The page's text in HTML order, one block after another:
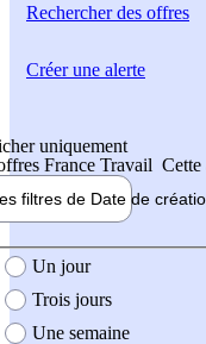
Rechercherdes offres
uniquement
France Travail Cette
filtres de Date de
création de l'offre
Un jour
Trois jours
Une semaine
Créer une alerte